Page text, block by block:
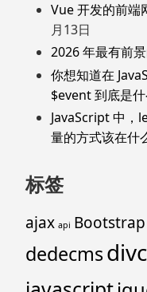
Vue 开发的前端
月13日
2026 年最有前
你想知道在
$event 到底是
JavaScript 中，
量的方式该在什
标签
ajax api Bootstrap
dedecms